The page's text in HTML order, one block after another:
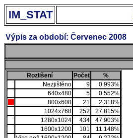
IM_STAT
Výpis za období: Červenec 2008
Rozlišení
Počet
%
Nezjištěno
9
0.993%
640x480
5
0.552%
800x600
21
2.318%
1024x768
252
27.815%
1280x1024
434
47.903%
1600x1200
101
11.148%